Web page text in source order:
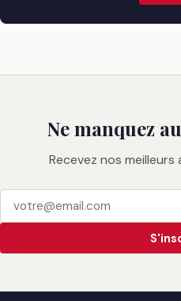
Ne manquez
Recevez nos